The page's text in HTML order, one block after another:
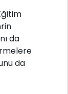
da
da